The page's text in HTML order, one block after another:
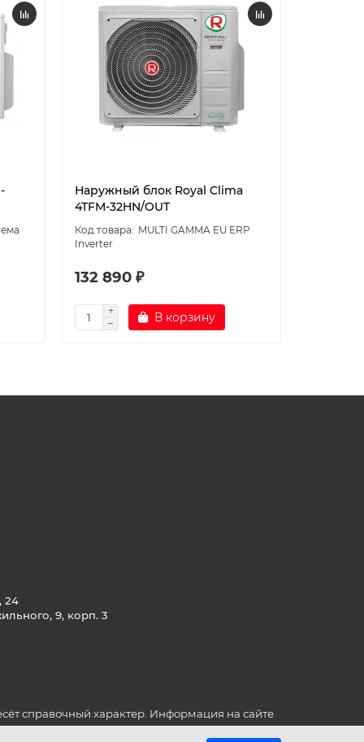
Наружный блок Royal Clima
4TFM-32HN/OUT
MULTI GAMMA EU ERP
Inverter
132 890 ₽
В корзину
24
9, корп. 3
справочный характер. Информация на сайте
для вас важных характеристиках в товаре